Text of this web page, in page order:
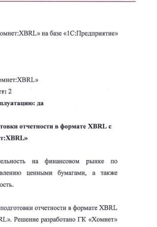
бумагами, а также дилерскую,
подготовки отчетности в формате
. Решение разработано ГК «Хомнет» на
возможности:
(значений фактов таксономии)
правилам ЦБ с возможностью
специалисты ГК «Хомнет» установили и